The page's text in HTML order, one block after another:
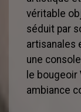
véritable
séduit par
artisanales
une
le bougeoir
ambiance